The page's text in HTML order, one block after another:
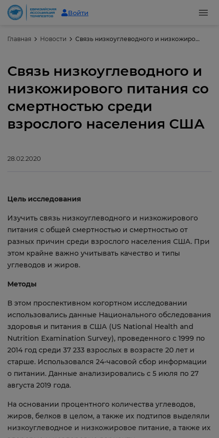
Войти
Главная Новости Связь низкоуглеводного и низкожирового питания со смертностью среди взрослого населения США
Связь низкоуглеводного и
низкожирового питания со
смертностью среди
взрослого населения США
28.02.2020
Цель исследования
Изучить связь низкоуглеводного и низкожирового
питания с общей смертностью и смертностью от
разных причин среди взрослого населения США. При
этом крайне важно учитывать качество и типы
углеводов и жиров.
Методы
В этом проспективном когортном исследовании
использовались данные Национального обследования
здоровья и питания в США (US National Health and
Nutrition Examination Survey), проведенного с 1999 по
2014 год среди 37 233 взрослых в возрасте 20 лет и
старше. Использовался 24-часовой сбор информации
о питании. Данные анализировались с 5 июля по 27
августа 2019 года.
На основании процентного количества углеводов,
жиров, белков в целом, а также их подтипов выделяли
низкоуглеводное и низкожировое питание, а также их